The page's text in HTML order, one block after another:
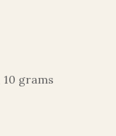
grams